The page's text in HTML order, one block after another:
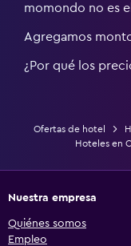
momondo no es
Agregamos
¿Por qué los
Ofertas de hotel
Hoteles en
Nuestra empresa
Quiénes somos
Empleo